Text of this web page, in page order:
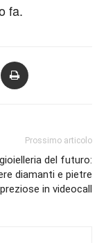
fa.
Prossimo articolo
del futuro:
diamanti e pietre
preziose in videocall